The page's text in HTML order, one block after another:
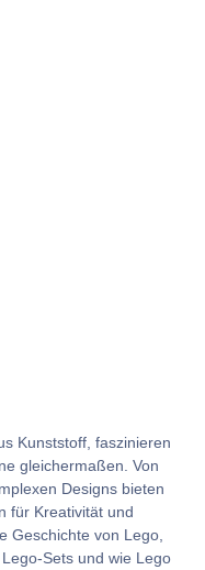
Kunststoff, faszinieren
gleichermaßen. Von
Designs bieten
für Kreativität und
Geschichte von Lego,
Sets und wie Lego